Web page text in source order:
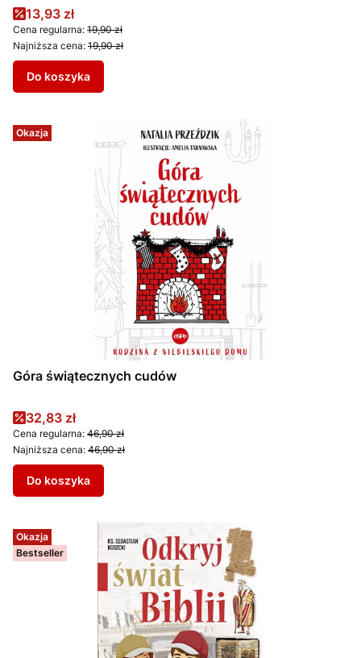
Cena promocyjna
13,93 zł
Cena regularna: 19,90 zł
Najniższa cena: 19,90 zł
Do koszyka
Okazja
Góra świątecznych cudów
Cena promocyjna
32,83 zł
Cena regularna: 46,90 zł
Najniższa cena: 46,90 zł
Do koszyka
Okazja
Bestseller